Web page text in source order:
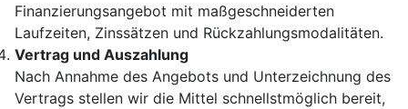
Finanzierungsangebot mit maßgeschneiderten
Laufzeiten, Zinssätzen und Rückzahlungsmodalitäten.
Vertrag und Auszahlung
Nach Annahme des Angebots und Unterzeichnung des
Vertrags stellen wir die Mittel schnellstmöglich bereit,